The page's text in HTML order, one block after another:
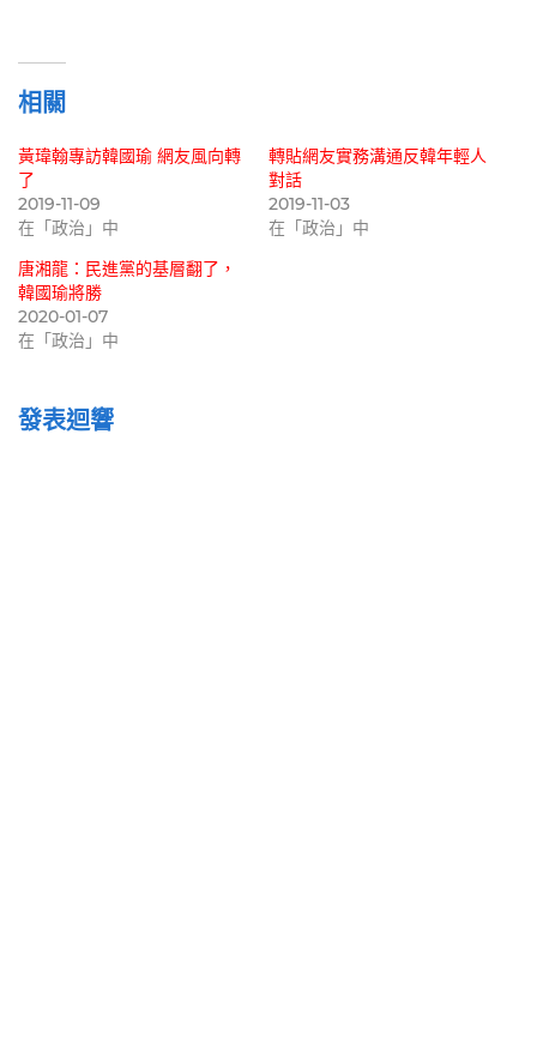
相關
黃瑋翰專訪韓國瑜 網友風向轉
了
2019-11-09
在「政治」中
轉貼網友實務溝通反韓年輕人
對話
2019-11-03
在「政治」中
唐湘龍：民進黨的基層翻了，
韓國瑜將勝
2020-01-07
在「政治」中
發表迴響